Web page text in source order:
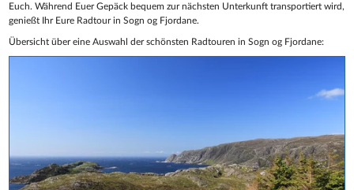
Euch. Während Euer Gepäck bequem zur nächsten Unterkunft transportiert wird,
genießt Ihr Eure Radtour in Sogn og Fjordane.
Übersicht über eine Auswahl der schönsten Radtouren in Sogn og Fjordane: